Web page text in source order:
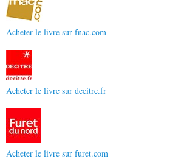
Acheter le livre sur fnac.com
Acheter le livre sur decitre.fr
Acheter le livre sur furet.com